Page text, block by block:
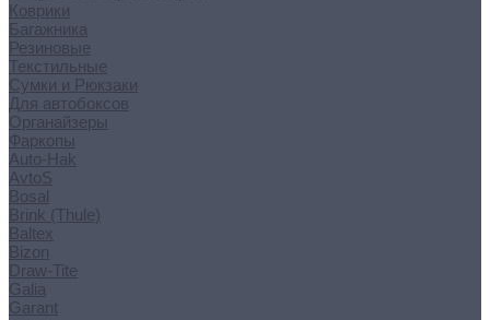
Коврики
Багажника
Резиновые
Текстильные
Сумки и Рюкзаки
Для автобоксов
Органайзеры
Фаркопы
Auto-Hak
AvtoS
Bosal
Brink (Thule)
Baltex
Bizon
Draw-Tite
Galia
Garant